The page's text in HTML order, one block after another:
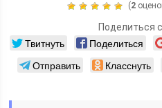
(2
Поделиться
Твитнуть Поделиться
Отправить
Класснуть